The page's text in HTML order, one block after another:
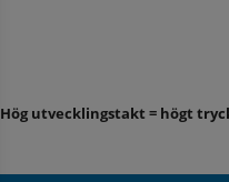
Hög utvecklingstakt = högt